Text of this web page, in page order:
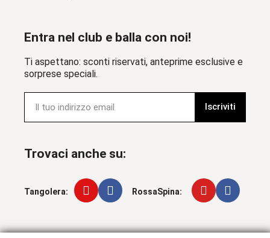
Entra nel club e balla con noi!
Ti aspettano: sconti riservati, anteprime esclusive e
sorprese speciali.
Iscriviti
Trovaci anche su:
Tangolera: RossaSpina: